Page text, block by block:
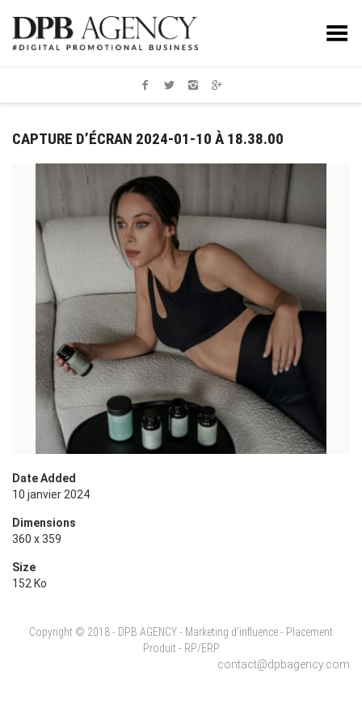
Toggle Menu
CAPTURE D’ÉCRAN 2024-01-10 À 18.38.00
Date Added
10 janvier 2024
Dimensions
360 x 359
Size
152 Ko
Copyright © 2018 - DPB AGENCY - Marketing d'influence - Placement
Produit - RP/ERP
contact@dpbagency.com